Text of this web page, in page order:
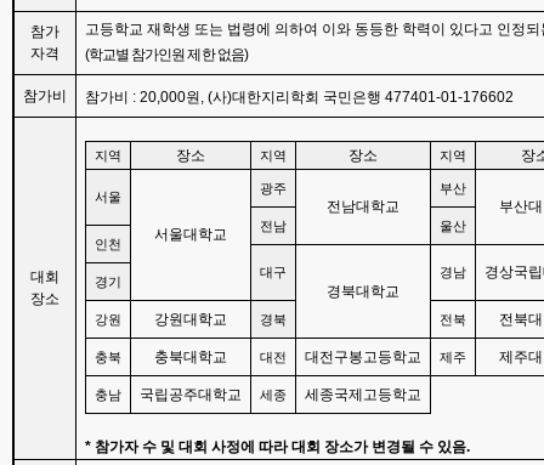
참가
자격
고등학교 재학생 또는 법령에 의하여 이와 동등한 학력이 있다고 인정되
(학교별 참가인원 제한 없음)
참가비 참가비 : 20,000원 , (사)대한지리학회 국민은행 477401-01-176602
대회
장소
지역 장소 지역 장소 지역 장
서울
서울대학교
광주
전남대학교
부산
부산
전남
울산
인천
대구
경북대학교
경남 경상국
경기
강원 강원대학교 경북 전북 전북
충북 충북대학교 대전 대전구봉고등학교 제주 제주
충남 국립공주대학교 세종 세종국제고등학교
* 참가자 수 및 대회 사정에 따라 대회 장소가 변경될 수 있음.